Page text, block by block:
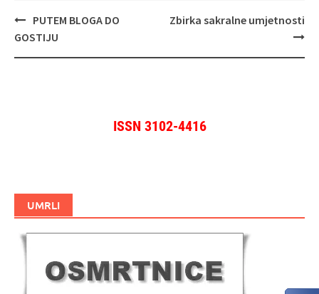
Navigacija
objava
PUTEM BLOGA DO
GOSTIJU
Zbirka sakralne umjetnosti
ISSN 3102-4416
UMRLI